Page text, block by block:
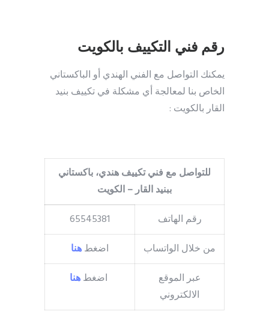
رقم فني التكييف بالكويت
يمكنك التواصل مع الفني الهندي أو الباكستاني
الخاص بنا لمعالجة أي مشكلة في تكييف بنيد
القار بالكويت :
للتواصل مع فني تكييف هندي، باكستاني
ببنيد القار – الكويت
رقم الهاتف
65545381
من خلال الواتساب
اضغطهنا
عبر الموقع
الالكتروني
اضغطهنا